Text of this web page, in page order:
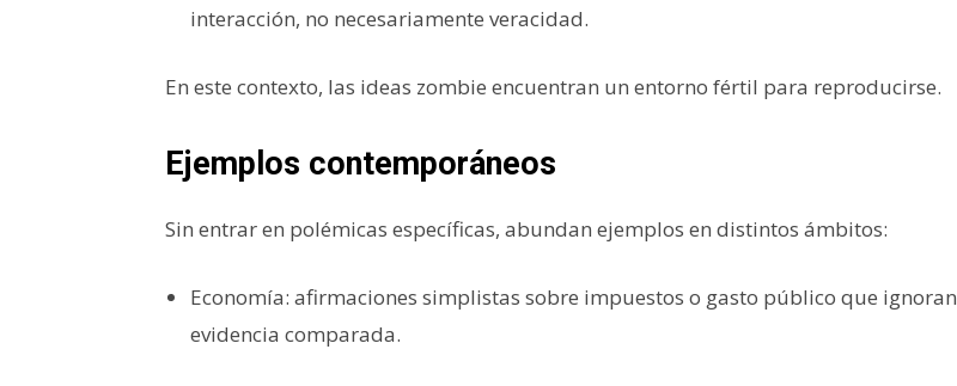
interacción, no necesariamente veracidad.
En este contexto, las ideas zombie encuentran un entorno fértil para reproducirse.
Ejemplos contemporáneos
Sin entrar en polémicas específicas, abundan ejemplos en distintos ámbitos:
Economía: afirmaciones simplistas sobre impuestos o gasto público que ignoran
evidencia comparada.